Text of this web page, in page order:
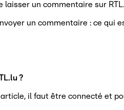
laisser un commentaire sur
un commentaire : ce qui
?
il faut être connecté et